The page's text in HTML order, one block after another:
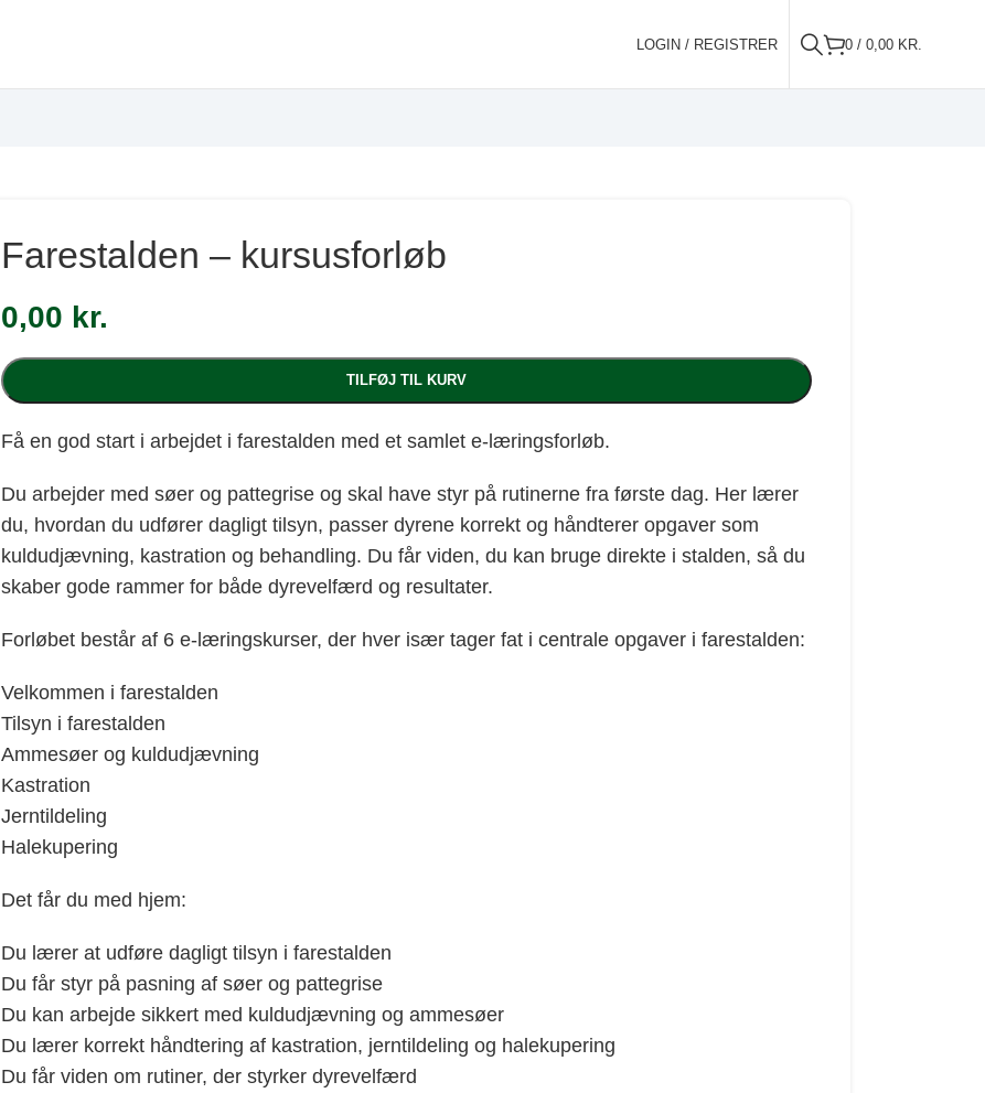
LOGIN / REGISTRER 0 / 0,00 KR.
Farestalden – kursusforløb
0,00 kr.
TILFØJ TIL KURV
Få en god start i arbejdet i farestalden med et samlet e-læringsforløb.
Du arbejder med søer og pattegrise og skal have styr på rutinerne fra første dag. Her lærer
du, hvordan du udfører dagligt tilsyn, passer dyrene korrekt og håndterer opgaver som
kuldudjævning, kastration og behandling. Du får viden, du kan bruge direkte i stalden, så du
skaber gode rammer for både dyrevelfærd og resultater.
Forløbet består af 6 e-læringskurser, der hver især tager fat i centrale opgaver i farestalden:
Velkommen i farestalden
Tilsyn i farestalden
Ammesøer og kuldudjævning
Kastration
Jerntildeling
Halekupering
Det får du med hjem:
Du lærer at udføre dagligt tilsyn i farestalden
Du får styr på pasning af søer og pattegrise
Du kan arbejde sikkert med kuldudjævning og ammesøer
Du lærer korrekt håndtering af kastration, jerntildeling og halekupering
Du får viden om rutiner, der styrker dyrevelfærd